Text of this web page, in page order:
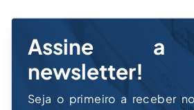
Assine a
newsletter!
Seja o primeiro a receber